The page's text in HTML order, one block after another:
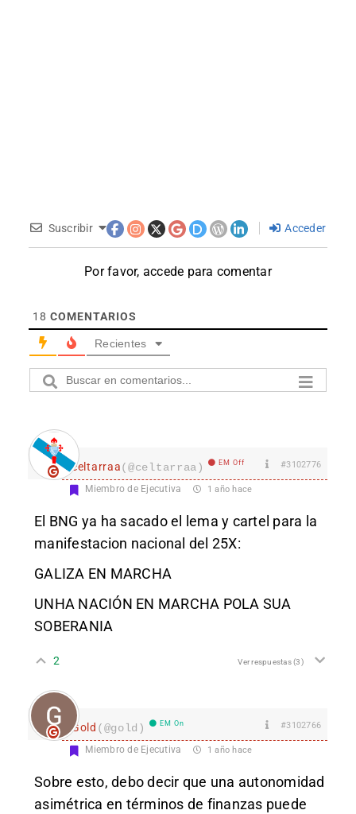
Suscribir Acceder
Por favor, accede para comentar
18 COMENTARIOS
Recientes
celtarraa(@celtarraa) EM Off #3102776
Miembro de Ejecutiva 1 año hace
El BNG ya ha sacado el lema y cartel para la
manifestacion nacional del 25X:
GALIZA EN MARCHA
UNHA NACIÓN EN MARCHA POLA SUA
SOBERANIA
2 Ver respuestas(3)
Gold (@gold) EM On #3102766
Miembro de Ejecutiva 1 año hace
Sobre esto, debo decir que una autonomidad
asimétrica en términos de finanzas puede